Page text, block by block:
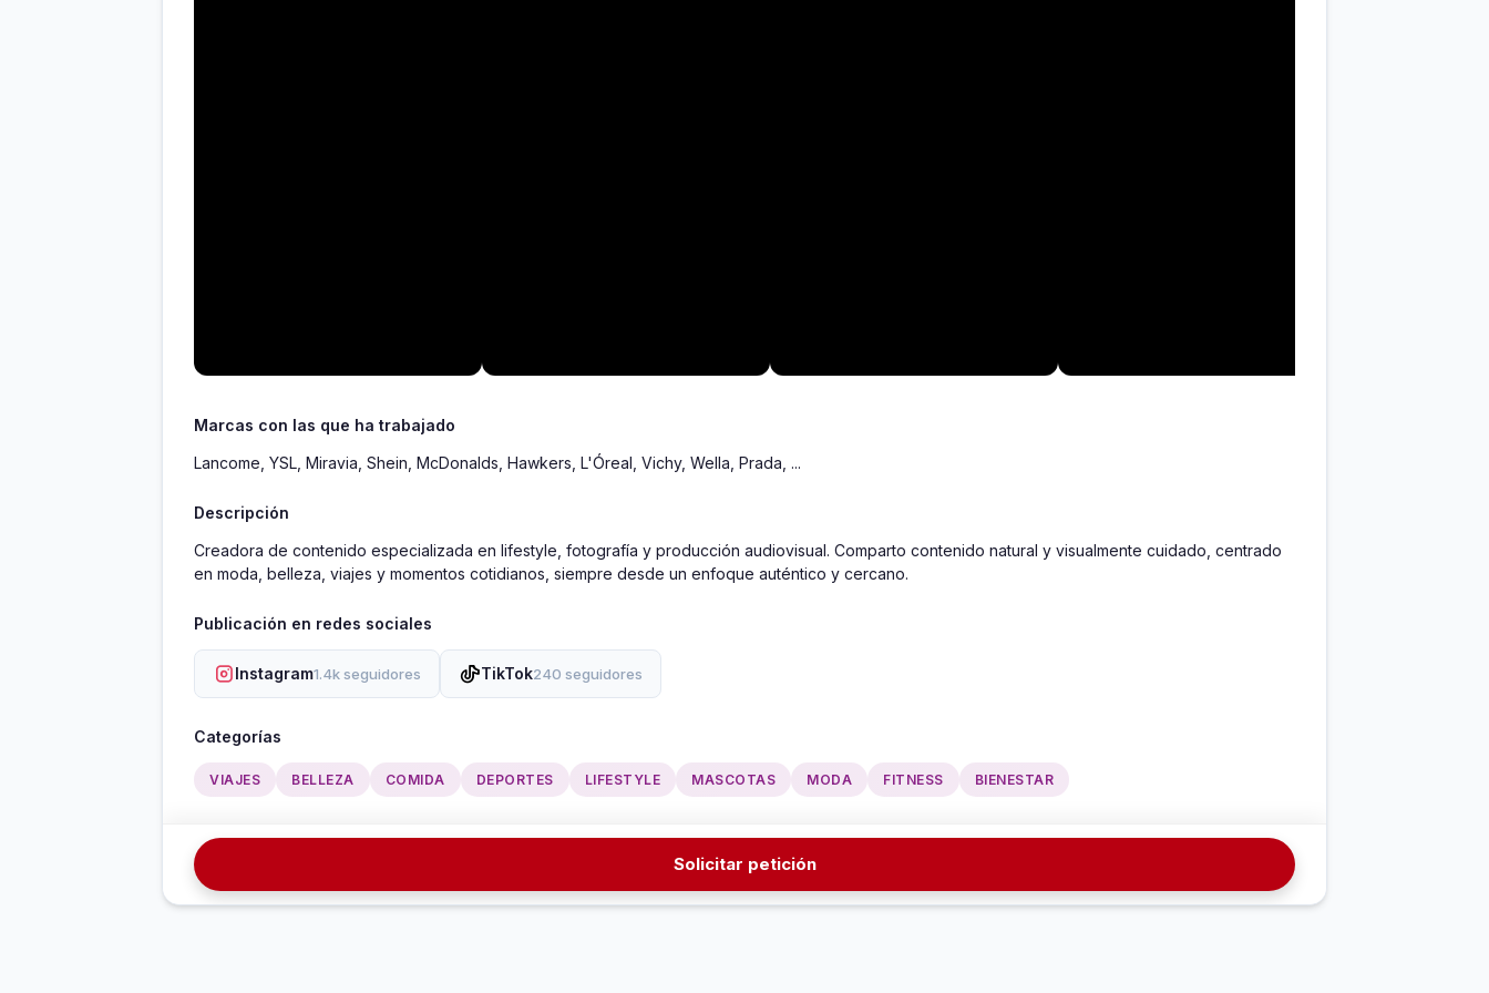
Marcas con las que ha trabajado
Lancome, YSL, Miravia, Shein, McDonalds, Hawkers, L'Óreal, Vichy, Wella, Prada, ...
Descripción
Creadora de contenido especializada en lifestyle, fotografía y producción audiovisual. Comparto contenido natural y visualmente cuidado, centrado
en moda, belleza, viajes y momentos cotidianos, siempre desde un enfoque auténtico y cercano.
Publicación en redes sociales
Instagram1.4k seguidores TikTok240 seguidores
Categorías
VIAJES BELLEZA COMIDA DEPORTES LIFESTYLE MASCOTAS MODA FITNESS BIENESTAR
Solicitar petición